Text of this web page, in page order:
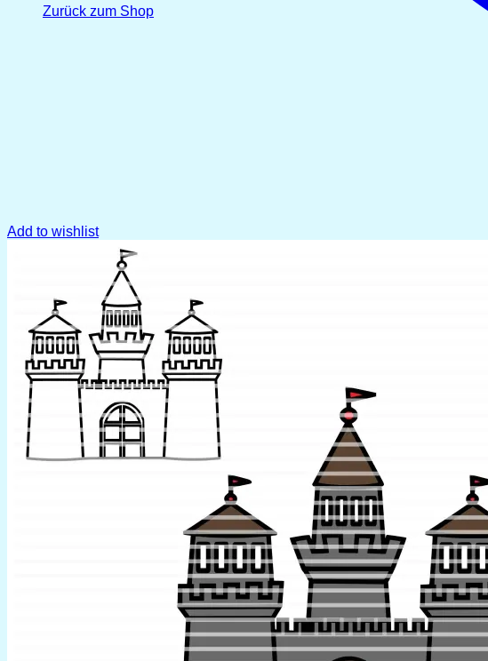
Zurück zum Shop
Add to wishlist